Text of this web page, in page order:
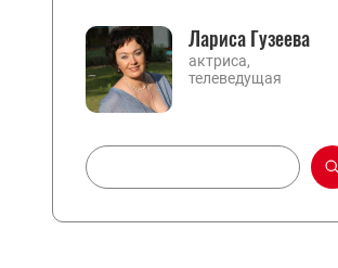
Лариса Гузеева
актриса,
телеведущая